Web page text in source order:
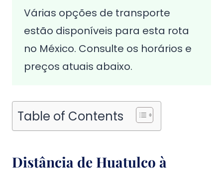
Várias opções de transporte
estão disponíveis para esta rota
no México. Consulte os horários e
preços atuais abaixo.
Table of Contents
Distância de Huatulco à